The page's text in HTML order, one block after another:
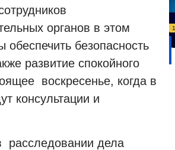
органов в этом
обеспечить безопасность
развитие спокойного
воскресенье, когда в
консультации и
дела